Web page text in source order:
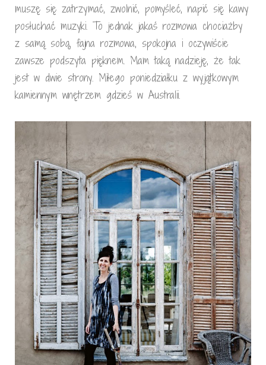
muszę się zatrzymać, zwolnić, pomyśleć, napić się kawy
posłuchać muzyki. To jednak jakaś rozmowa chociażby
z samą sobą, fajna rozmowa, spokojna i oczywiście
zawsze podszyta pięknem. Mam taką nadzieję, że tak
jest w dwie strony. Miłego poniedziałku z wyjątkowym
kamiennym wnętrzem gdzieś w Australii.